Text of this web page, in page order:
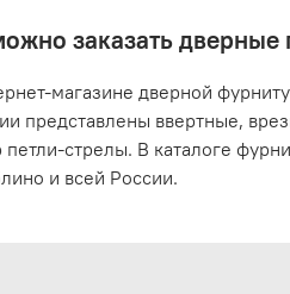
заказать
магазине дверной
представлены ввертные,
петли-стрелы. В каталоге
и всей России.